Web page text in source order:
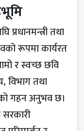
तथा
रूपमा कार्यरत
र स्वच्छ छवि
विभाग तथा
गहन अनुभव छ।
सरकारी